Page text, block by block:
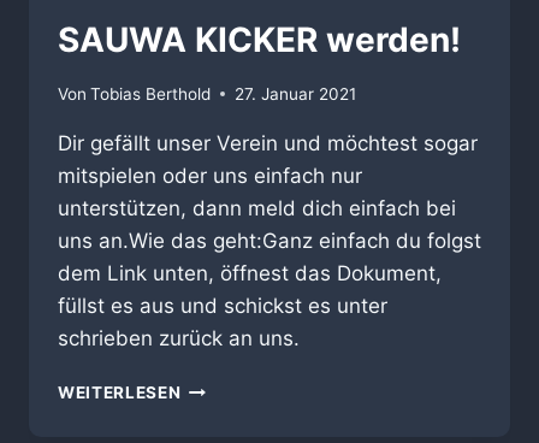
SAUWA KICKER werden!
Von Tobias Berthold 27. Januar 2021
Dir gefällt unser Verein und möchtest sogar
mitspielen oder uns einfach nur
unterstützen, dann meld dich einfach bei
uns an.Wie das geht:Ganz einfach du folgst
dem Link unten, öffnest das Dokument,
füllst es aus und schickst es unter
schrieben zurück an uns.
WEITERLESEN SAUWA